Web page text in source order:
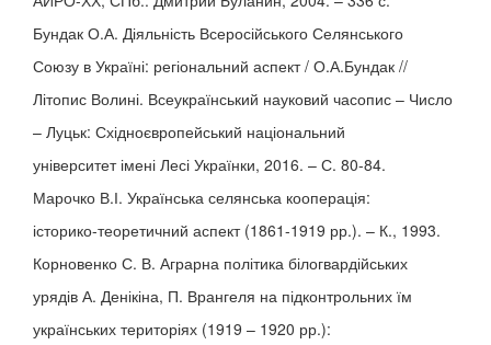
Бундак О.А. Діяльність Всеросійського Селянського
Союзу в Україні: регіональний аспект / О.А.Бундак //
Літопис Волині. Всеукраїнський науковий часопис – Число
– Луцьк: Східноєвропейський національний
університет імені Лесі Українки, 2016. – С. 80-84.
Марочко В.І. Українська селянська кооперація:
історико-теоретичний аспект (1861-1919 рр.). – К., 1993.
Корновенко С. В. Аграрна політика білогвардійських
урядів А. Денікіна, П. Врангеля на підконтрольних їм
українських територіях (1919 – 1920 рр.):